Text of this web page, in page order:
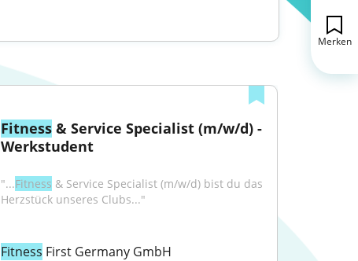
Fitness & Service Specialist (m/w/d) -
Werkstudent
"...Fitness & Service Specialist (m/w/d) bist du das
Herzstück unseres Clubs..."
Fitness First Germany GmbH
Merken